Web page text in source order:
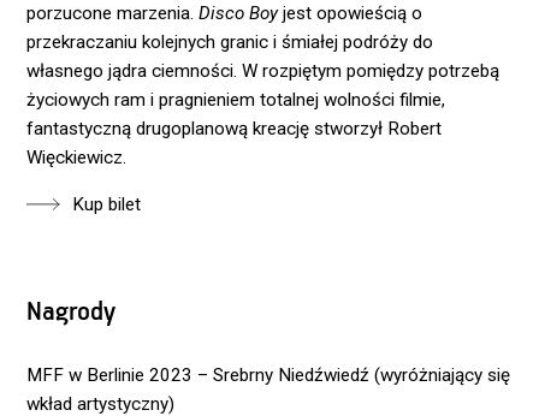
porzucone marzenia.Disco Boyjest opowieścią o
przekraczaniu kolejnych granic i śmiałej podróży do
własnego jądra ciemności. W rozpiętym pomiędzy potrzebą
życiowych ram i pragnieniem totalnej wolności filmie,
fantastyczną drugoplanową kreację stworzył Robert
Więckiewicz.
Kup bilet
Nagrody
MFF w Berlinie 2023 – Srebrny Niedźwiedź (wyróżniający się
wkład artystyczny)